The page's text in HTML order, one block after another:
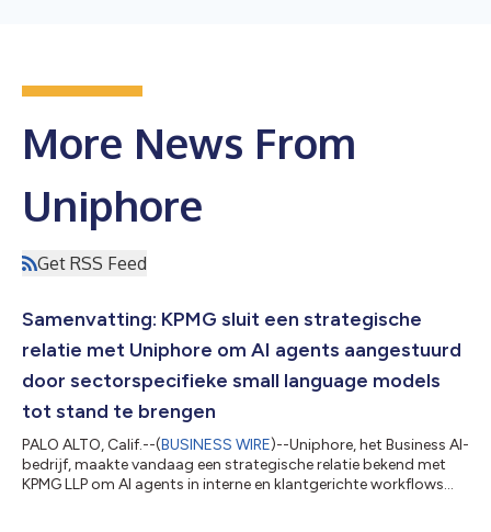
More News From
Uniphore
Get RSS Feed
Samenvatting: KPMG sluit een strategische
relatie met Uniphore om AI agents aangestuurd
door sectorspecifieke small language models
tot stand te brengen
PALO ALTO, Calif.--(BUSINESS WIRE)--Uniphore, het Business AI-
bedrijf, maakte vandaag een strategische relatie bekend met
KPMG LLP om AI agents in interne en klantgerichte workflows